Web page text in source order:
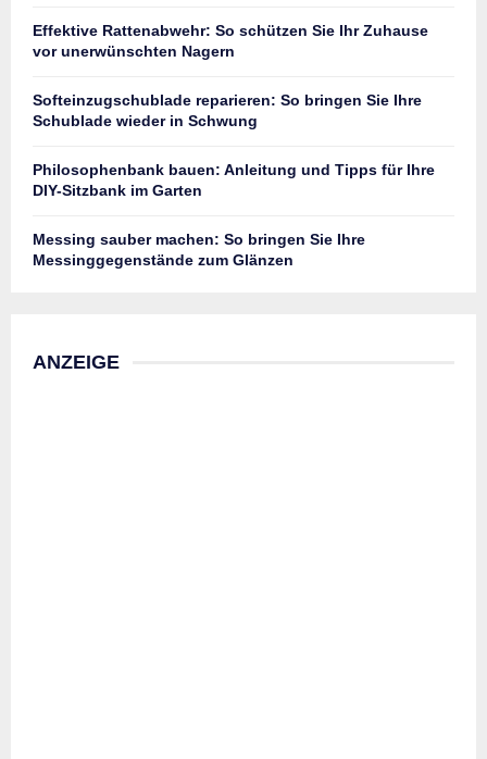
Effektive Rattenabwehr: So schützen Sie Ihr Zuhause
vor unerwünschten Nagern
Softeinzugschublade reparieren: So bringen Sie Ihre
Schublade wieder in Schwung
Philosophenbank bauen: Anleitung und Tipps für Ihre
DIY-Sitzbank im Garten
Messing sauber machen: So bringen Sie Ihre
Messinggegenstände zum Glänzen
ANZEIGE